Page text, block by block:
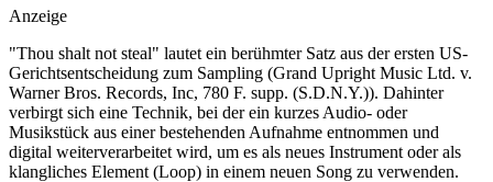
Anzeige
"Thou shalt not steal" lautet ein berühmter Satz aus der ersten US-
Gerichtsentscheidung zum Sampling (Grand Upright Music Ltd. v.
Warner Bros. Records, Inc, 780 F. supp. (S.D.N.Y.)). Dahinter
verbirgt sich eine Technik, bei der ein kurzes Audio- oder
Musikstück aus einer bestehenden Aufnahme entnommen und
digital weiterverarbeitet wird, um es als neues Instrument oder als
klangliches Element (Loop) in einem neuen Song zu verwenden.